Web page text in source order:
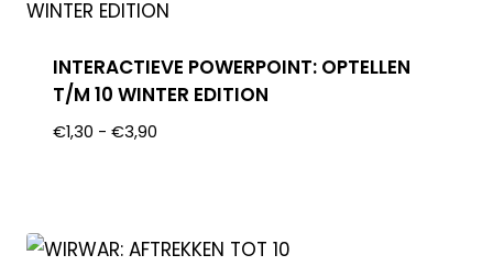
INTERACTIEVE POWERPOINT: OPTELLEN
T/M 10 WINTER EDITION
€1,30 - €3,90